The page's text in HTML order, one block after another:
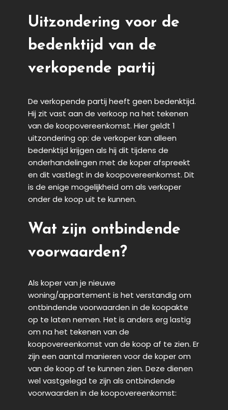
Uitzondering voor de
bedenktijd van de
verkopende partij
De verkopende partij heeft geen bedenktijd.
Hij zit vast aan de verkoop na het tekenen
van de koopovereenkomst. Hier geldt 1
uitzondering op: de verkoper kan alleen
bedenktijd krijgen als hij dit tijdens de
onderhandelingen met de koper afspreekt
en dit vastlegt in de koopovereenkomst. Dit
is de enige mogelijkheid om als verkoper
onder de koop uit te kunnen.
Wat zijn ontbindende
voorwaarden?
Als koper van je nieuwe
woning/appartement is het verstandig om
ontbindende voorwaarden in de koopakte
op te laten nemen. Het is anders erg lastig
om na het tekenen van de
koopovereenkomst van de koop af te zien. Er
zijn een aantal manieren voor de koper om
van de koop af te kunnen zien. Deze dienen
wel vastgelegd te zijn als ontbindende
voorwaarden in de koopovereenkomst: